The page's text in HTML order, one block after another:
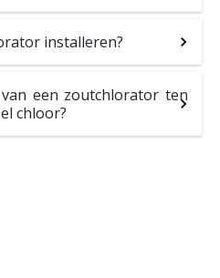
installeren?
een zoutchlorator ten
chloor?